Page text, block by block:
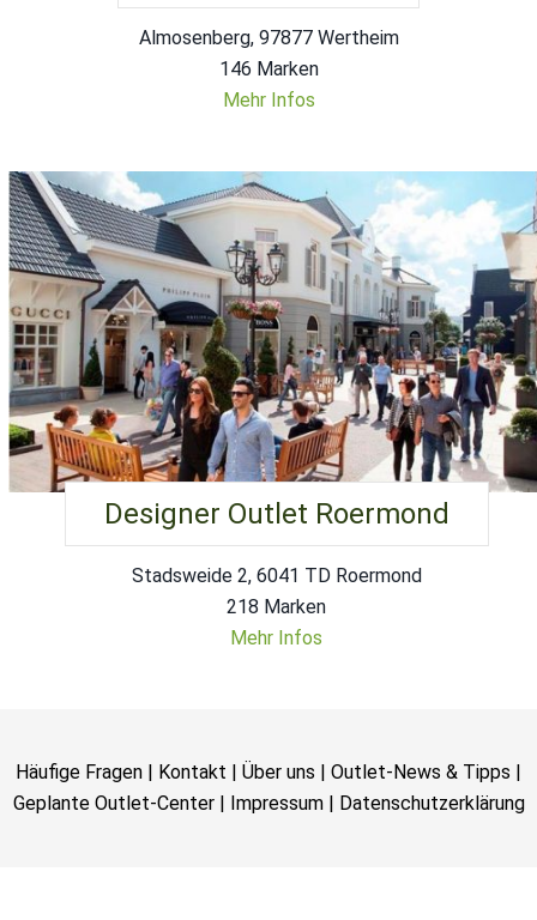
Almosenberg, 97877 Wertheim
146 Marken
Mehr Infos
Designer Outlet Roermond
Stadsweide 2, 6041 TD Roermond
218 Marken
Mehr Infos
Häufige Fragen Kontakt Über uns Outlet-News & Tipps
Geplante Outlet-Center| Impressum| Datenschutzerklärung